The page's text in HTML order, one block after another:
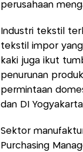
perusahaan
Industri tekstil
tekstil impor
kaki juga ikut
penurunan
permintaan
dan DI
Sektor
Purchasing